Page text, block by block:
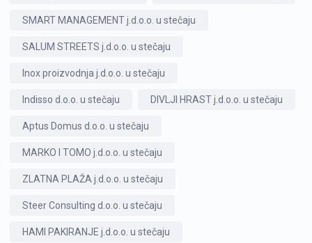
SMART MANAGEMENT j.d.o.o. u stečaju
SALUM STREETS j.d.o.o. u stečaju
Inox proizvodnja j.d.o.o. u stečaju
Indisso d.o.o. u stečaju DIVLJI HRAST j.d.o.o. u stečaju
Aptus Domus d.o.o. u stečaju
MARKO I TOMO j.d.o.o. u stečaju
ZLATNA PLAŽA j.d.o.o. u stečaju
Steer Consulting d.o.o. u stečaju
HAMI PAKIRANJE j.d.o.o. u stečaju